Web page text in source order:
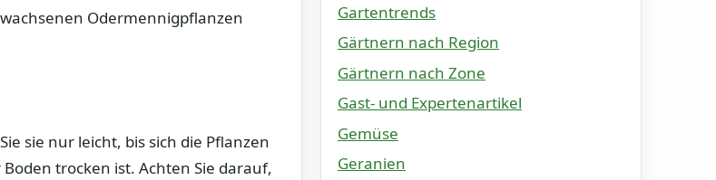
Odermennigpflanzen
sie nur leicht, bis sich die Pflanzen
trocken ist. Achten Sie darauf,
Gartentrends
Gärtnern nach Region
Gärtnern nach Zone
Gast- und Expertenartikel
Gemüse
Geranien